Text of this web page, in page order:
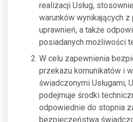
realizacji Usług,
warunków wynikających z
uprawnień, a także
posiadanych możliwości
W celu zapewnienia
przekazu komunikatów i
świadczonymi Usługami,
podejmuje środki
odpowiednie do stopnia
bezpieczeństwa